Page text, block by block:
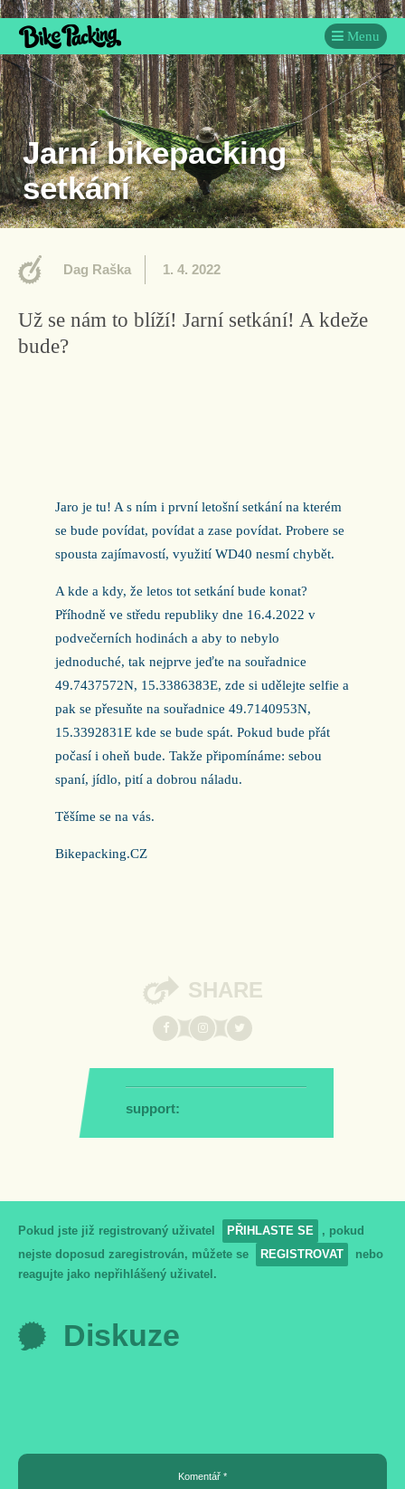
Menu
Jarní bikepacking
setkání
Dag Raška 1. 4. 2022
Už se nám to blíží! Jarní setkání! A kdeže
bude?
Jaro je tu! A s ním i první letošní setkání na kterém
se bude povídat, povídat a zase povídat. Probere se
spousta zajímavostí, využití WD40 nesmí chybět.
A kde a kdy, že letos tot setkání bude konat?
Příhodně ve středu republiky dne 16.4.2022 v
podvečerních hodinách a aby to nebylo
jednoduché, tak nejprve jeďte na souřadnice
49.7437572N, 15.3386383E, zde si udělejte selfie a
pak se přesuňte na souřadnice 49.7140953N,
15.3392831E kde se bude spát. Pokud bude přát
počasí i oheň bude. Takže připomínáme: sebou
spaní, jídlo, pití a dobrou náladu.
Těšíme se na vás.
Bikepacking.CZ
SHARE
support:
Pokud jste již registrovaný uživatel PŘIHLASTE SE
, pokud
nejste doposud zaregistrován, můžete se
REGISTROVAT
nebo
reagujte jako nepřihlášený uživatel.
Diskuze